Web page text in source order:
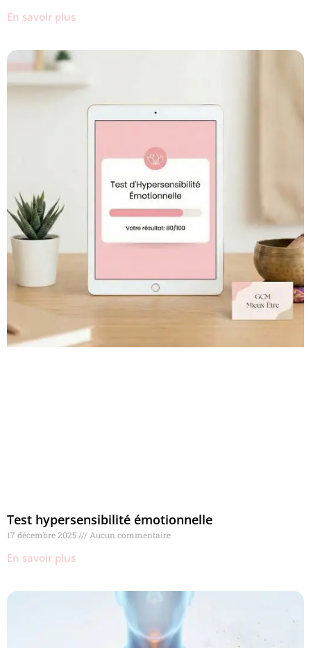
En savoir plus
Test hypersensibilité émotionnelle
17 décembre 2025 Aucun commentaire
En savoir plus